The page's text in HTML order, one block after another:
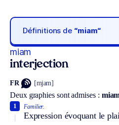
Définitions de “miam“
miam
interjection
FR [mjam]
Deux graphies sont admises :
Familier.
Expression évoquant le
1